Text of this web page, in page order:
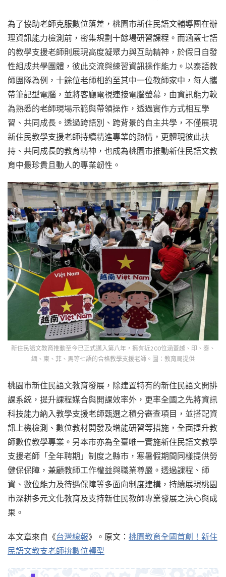
為了協助老師克服數位落差，桃園市新住民語文輔導團在辦
理資訊能力檢測前，密集規劃十餘場研習課程。而涵蓋七語
的教學支援老師則展現高度凝聚力與互助精神，於假日自發
性組成共學團體，彼此交流與練習資訊操作能力。以泰語教
師團隊為例，十餘位老師相約至其中一位教師家中，每人攜
帶筆記型電腦，並將客廳電視連接電腦螢幕，由資訊能力較
為熟悉的老師現場示範與帶領操作，透過實作方式相互學
習、共同成長。透過跨語別、跨背景的自主共學，不僅展現
新住民教學支援老師持續精進專業的熱情，更體現彼此扶
持、共同成長的教育精神，也成為桃園市推動新住民語文教
育中最珍貴且動人的專業韌性。
新住民語文教育推動至今已正式邁入第八年，擁有近200位涵蓋越、印、泰、
緬、柬、菲、馬等七語的合格教學支援老師。圖：教育局提供
桃園市新住民語文教育發展，除建置特有的新住民語文開排
課系統，提升課程媒合與開課效率外，更率全國之先將資訊
科技能力納入教學支援老師甄選之積分審查項目，並搭配資
訊上機檢測、數位教材開發及增能研習等措施，全面提升教
師數位教學專業。另本市亦為全臺唯一實施新住民語文教學
支援老師「全年聘期」制度之縣市，寒暑假期間同樣提供勞
健保保障，兼顧教師工作權益與職業尊嚴。透過課程、師
資、數位能力及待遇保障等多面向制度建構，持續展現桃園
市深耕多元文化教育及支持新住民教師專業發展之決心與成
果。
本文章來自《台灣線報》。原文： 桃園教育全國首創！新住
民語文教支老師拚數位轉型